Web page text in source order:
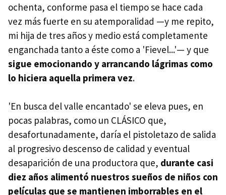
ochenta, conforme pasa el tiempo se hace cada
vez más fuerte en su atemporalidad —y me repito,
mi hija de tres años y medio está completamente
enganchada tanto a éste como a 'Fievel...'— y que
sigue emocionando y arrancando lágrimas como
lo hiciera aquella primera vez.
'En busca del valle encantado' se eleva pues, en
pocas palabras, como un CLÁSICO que,
desafortunadamente, daría el pistoletazo de salida
al progresivo descenso de calidad y eventual
desaparición de una productora que, durante casi
diez años alimentó nuestros sueños de niños con
películas que se mantienen imborrables en el